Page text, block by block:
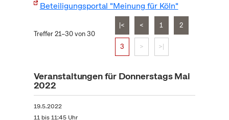
Beteiligungsportal "Meinung für Köln"
Treffer 21–30 von 30
|< < 1 2
3 > >|
Veranstaltungen für Donnerstags Mai
2022
19.5.2022
11 bis 11:45 Uhr